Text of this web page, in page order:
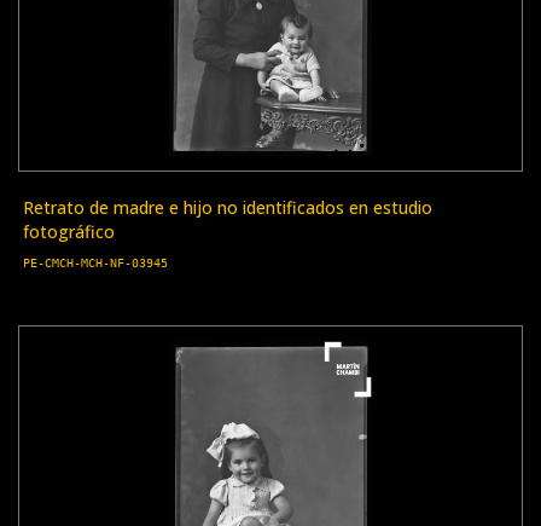
Retrato de madre e hijo no identificados en estudio
fotográfico
PE-CMCH-MCH-NF-03945